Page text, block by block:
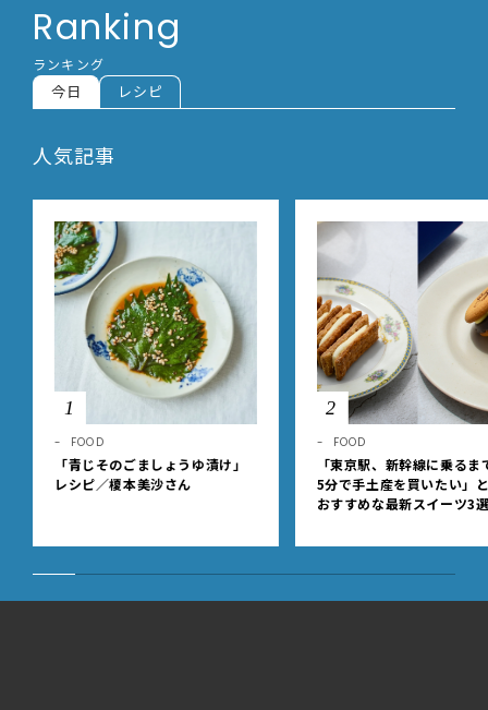
Ranking
ランキング
今日 レシピ
人気記事
1
FOOD
「青じそのごましょうゆ漬け」
レシピ／榎本美沙さん
2
FOOD
「東京駅、新幹線に乗るま
5分で手土産を買いたい」
おすすめな最新スイーツ3